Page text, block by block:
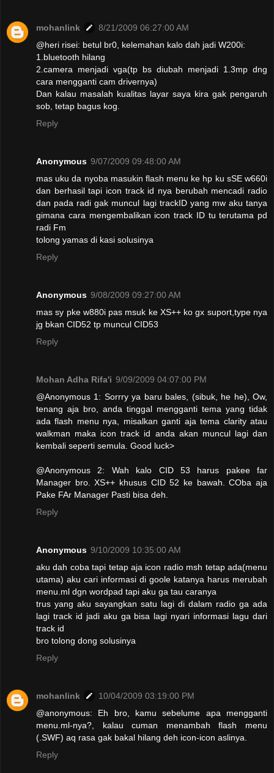
mohanlink
8/21/2009 06:27:00 AM
@heri risei: betul br0, kelemahan kalo dah jadi W200i:
1.bluetooth hilang
2.camera menjadi vga(tp bs diubah menjadi 1.3mp dng
cara mengganti cam drivernya)
Dan kalau masalah kualitas layar saya kira gak pengaruh
sob, tetap bagus kog.
Reply
Anonymous 9/07/2009 09:48:00 AM
mas uku da nyoba masukin flash menu ke hp ku sSE w660i
dan berhasil tapi icon track id nya berubah mencadi radio
dan pada radi gak muncul lagi trackID yang mw aku tanya
gimana cara mengembalikan icon track ID tu terutama pd
radi Fm
tolong yamas di kasi solusinya
Reply
Anonymous 9/08/2009 09:27:00 AM
mas sy pke w880i pas msuk ke XS++ ko gx suport,type nya
jg bkan CID52 tp muncul CID53
Reply
Mohan Adha Rifa'i 9/09/2009 04:07:00 PM
@Anonymous 1: Sorrry ya baru bales, (sibuk, he he), Ow,
tenang aja bro, anda tinggal mengganti tema yang tidak
ada flash menu nya, misalkan ganti aja tema clarity atau
walkman maka icon track id anda akan muncul lagi dan
kembali seperti semula. Good luck>
@Anonymous 2: Wah kalo CID 53 harus pakee far
Manager bro. XS++ khusus CID 52 ke bawah. COba aja
Pake FAr Manager Pasti bisa deh.
Reply
Anonymous 9/10/2009 10:35:00 AM
aku dah coba tapi tetap aja icon radio msh tetap ada(menu
utama) aku cari informasi di goole katanya harus merubah
menu.ml dgn wordpad tapi aku ga tau caranya
trus yang aku sayangkan satu lagi di dalam radio ga ada
lagi track id jadi aku ga bisa lagi nyari informasi lagu dari
track id
bro tolong dong solusinya
Reply
mohanlink
10/04/2009 03:19:00 PM
@anonymous: Eh bro, kamu sebelume apa mengganti
menu.ml-nya?, kalau cuman menambah flash menu
(.SWF) aq rasa gak bakal hilang deh icon-icon aslinya.
Reply